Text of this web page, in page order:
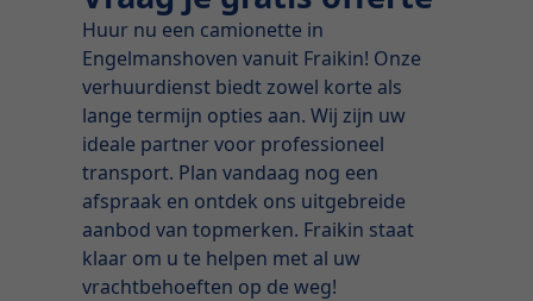
Huur nu een camionette in
Engelmanshoven vanuit Fraikin! Onze
verhuurdienst biedt zowel korte als
lange termijn opties aan. Wij zijn uw
ideale partner voor professioneel
transport. Plan vandaag nog een
afspraak en ontdek ons uitgebreide
aanbod van topmerken. Fraikin staat
klaar om u te helpen met al uw
vrachtbehoeften op de weg!